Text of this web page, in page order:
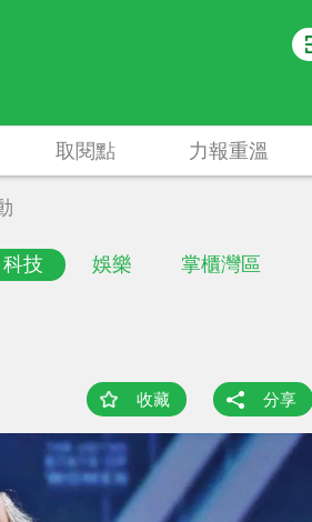
科技 娛樂 掌櫃灣區
取閱點 力報重溫
收藏 分享